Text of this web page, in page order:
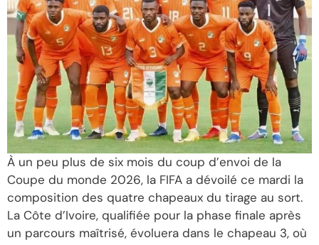
À un peu plus de six mois du coup d’envoi de la
Coupe du monde 2026, la FIFA a dévoilé ce mardi la
composition des quatre chapeaux du tirage au sort.
La Côte d’Ivoire, qualifiée pour la phase finale après
un parcours maîtrisé, évoluera dans le chapeau 3, où